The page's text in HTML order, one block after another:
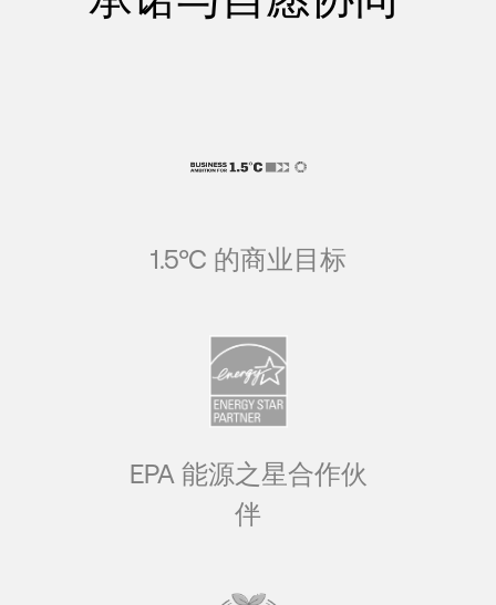
1.5°C 的商业目标
EPA 能源之星合作伙
伴